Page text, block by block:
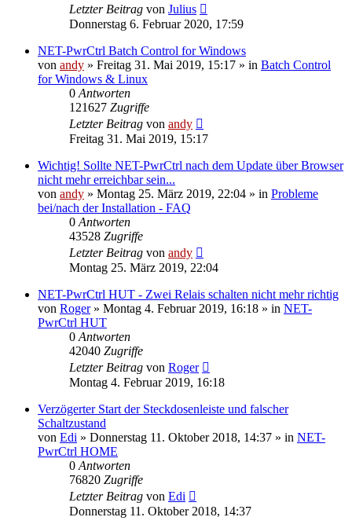
Letzter Beitrag von Julius
Donnerstag 6. Februar 2020, 17:59
NET-PwrCtrl Batch Control for Windows
von andy » Freitag 31. Mai 2019, 15:17 » in Batch Control
for Windows & Linux
0 Antworten
121627 Zugriffe
Letzter Beitrag von andy
Freitag 31. Mai 2019, 15:17
Wichtig! Sollte NET-PwrCtrl nach dem Update über Browser
nicht mehr erreichbar sein...
von andy » Montag 25. März 2019, 22:04 » in Probleme
bei/nach der Installation - FAQ
0 Antworten
43528 Zugriffe
Letzter Beitrag von andy
Montag 25. März 2019, 22:04
NET-PwrCtrl HUT - Zwei Relais schalten nicht mehr richtig
von Roger» Montag 4. Februar 2019, 16:18 » in NET-
PwrCtrl HUT
0 Antworten
42040 Zugriffe
Letzter Beitrag von Roger
Montag 4. Februar 2019, 16:18
Verzögerter Start der Steckdosenleiste und falscher
Schaltzustand
von Edi » Donnerstag 11. Oktober 2018, 14:37 » in NET-
PwrCtrl HOME
0 Antworten
76820 Zugriffe
Letzter Beitrag von Edi
Donnerstag 11. Oktober 2018, 14:37